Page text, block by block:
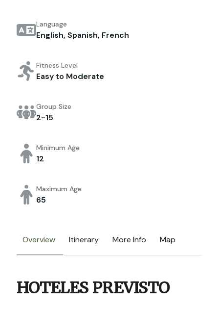
Language
English, Spanish, French
Fitness Level
Easy to Moderate
Group Size
2-15
Minimum Age
12
Maximum Age
65
Overview Itinerary More Info Map
HOTELES PREVISTO